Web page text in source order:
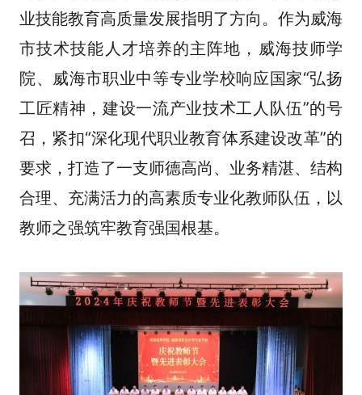
业技能教育高质量发展指明了方向。作为威海
市技术技能人才培养的主阵地，威海技师学
院、威海市职业中等专业学校响应国家“弘扬
工匠精神，建设一流产业技术工人队伍”的号
召，紧扣“深化现代职业教育体系建设改革”的
要求，打造了一支师德高尚、业务精湛、结构
合理、充满活力的高素质专业化教师队伍，以
教师之强筑牢教育强国根基。